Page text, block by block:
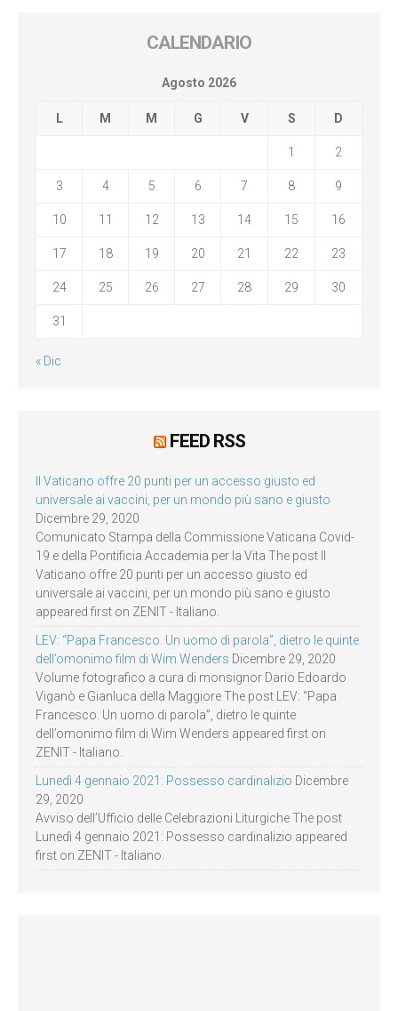
CALENDARIO
Agosto 2026
L M M G V S D
1 2
3 4 5 6 7 8 9
10 11 12 13 14 15 16
17 18 19 20 21 22 23
24 25 26 27 28 29 30
31
« Dic
FEED RSS
Il Vaticano offre 20 punti per un accesso giusto ed
universale ai vaccini, per un mondo più sano e giusto
Dicembre 29, 2020
Comunicato Stampa della Commissione Vaticana Covid-
19 e della Pontificia Accademia per la Vita The post Il
Vaticano offre 20 punti per un accesso giusto ed
universale ai vaccini, per un mondo più sano e giusto
appeared first on ZENIT - Italiano.
LEV: “Papa Francesco. Un uomo di parola”, dietro le quinte
dell’omonimo film di Wim Wenders Dicembre 29, 2020
Volume fotografico a cura di monsignor Dario Edoardo
Viganò e Gianluca della Maggiore The post LEV: “Papa
Francesco. Un uomo di parola”, dietro le quinte
dell’omonimo film di Wim Wenders appeared first on
ZENIT - Italiano.
Lunedì 4 gennaio 2021: Possesso cardinalizio Dicembre
29, 2020
Avviso dell’Ufficio delle Celebrazioni Liturgiche The post
Lunedì 4 gennaio 2021: Possesso cardinalizio appeared
first on ZENIT - Italiano.